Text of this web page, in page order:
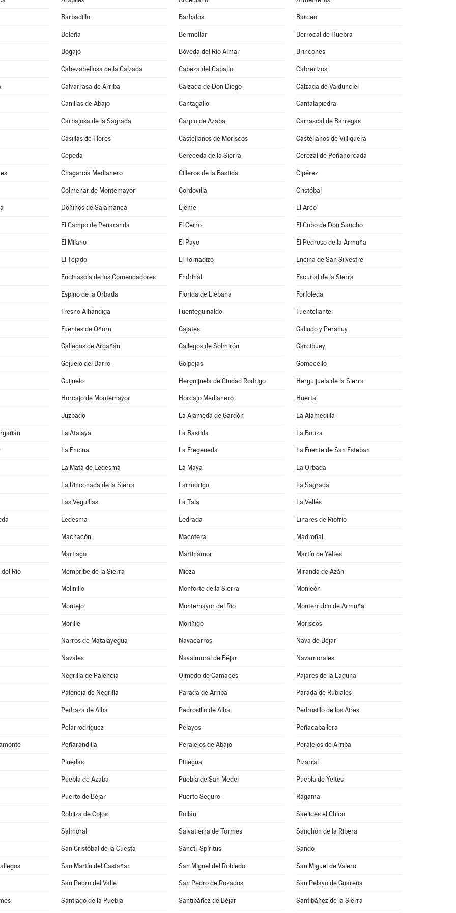
Barbadillo Barbalos Barceo
Beleña Bermellar Berrocal de Huebra
Bogajo Bóveda del Río Almar Brincones
Cabezabellosa de la Calzada Cabeza del Caballo Cabrerizos
Calvarrasa de Arriba Calzada de Don Diego Calzada de Valdunciel
Canillas de Abajo Cantagallo Cantalapiedra
Carbajosa de la Sagrada Carpio de Azaba Carrascal de Barregas
Casillas de Flores Castellanos de Moriscos Castellanos de Villiquera
Cepeda Cereceda de la Sierra Cerezal de Peñahorcada
Chagarcía Medianero Cilleros de la Bastida Cipérez
Colmenar de Montemayor Cordovilla Cristóbal
Doñinos de Salamanca Éjeme El Arco
El Campo de Peñaranda El Cerro El Cubo de Don Sancho
El Milano El Payo El Pedroso de la Armuña
El Tejado El Tornadizo Encina de San Silvestre
Encinasola de los Comendadores Endrinal Escurial de la Sierra
Espino de la Orbada Florida de Liébana Forfoleda
Fresno Alhándiga Fuenteguinaldo Fuenteliante
Fuentes de Oñoro Gajates Galindo y Perahuy
Gallegos de Argañán Gallegos de Solmirón Garcibuey
Gejuelo del Barro Golpejas Gomecello
Guijuelo Herguijuela de Ciudad Rodrigo Herguijuela de la Sierra
Horcajo de Montemayor Horcajo Medianero Huerta
Juzbado La Alameda de Gardón La Alamedilla
La Atalaya La Bastida La Bouza
La Encina La Fregeneda La Fuente de San Esteban
La Mata de Ledesma La Maya La Orbada
La Rinconada de la Sierra Larrodrigo La Sagrada
Las Veguillas La Tala La Vellés
Ledesma Ledrada Linares de Riofrío
Machacón Macotera Madroñal
Martiago Martinamor Martín de Yeltes
Río Membribe de la Sierra Mieza Miranda de Azán
Molinillo Monforte de la Sierra Monleón
Montejo Montemayor del Río Monterrubio de Armuña
Morille Moríñigo Moriscos
Narros de Matalayegua Navacarros Nava de Béjar
Navales Navalmoral de Béjar Navamorales
Negrilla de Palencia Olmedo de Camaces Pajares de la Laguna
Palencia de Negrilla Parada de Arriba Parada de Rubiales
Pedraza de Alba Pedrosillo de Alba Pedrosillo de los Aires
Pelarrodríguez Pelayos Peñacaballera
Peñarandilla Peralejos de Abajo Peralejos de Arriba
Pinedas Pitiegua Pizarral
Puebla de Azaba Puebla de San Medel Puebla de Yeltes
Puerto de Béjar Puerto Seguro Rágama
Robliza de Cojos Rollán Saelices el Chico
Salmoral Salvatierra de Tormes Sanchón de la Ribera
San Cristóbal de la Cuesta Sancti-Spíritus Sando
San Martín del Castañar San Miguel del Robledo San Miguel de Valero
San Pedro del Valle San Pedro de Rozados San Pelayo de Guareña
Santiago de la Puebla Santibáñez de Béjar Santibáñez de la Sierra